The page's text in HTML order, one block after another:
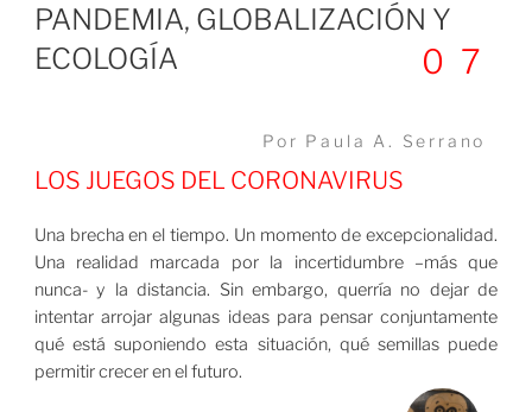
PANDEMIA, GLOBALIZACIÓN Y
ECOLOGÍA
07
Por Paula A. Serrano
LOS JUEGOS DEL CORONAVIRUS
Una brecha en el tiempo. Un momento de excepcionalidad.
Una realidad marcada por la incertidumbre –más que
nunca- y la distancia. Sin embargo, querría no dejar de
intentar arrojar algunas ideas para pensar conjuntamente
qué está suponiendo esta situación, qué semillas puede
permitir crecer en el futuro.